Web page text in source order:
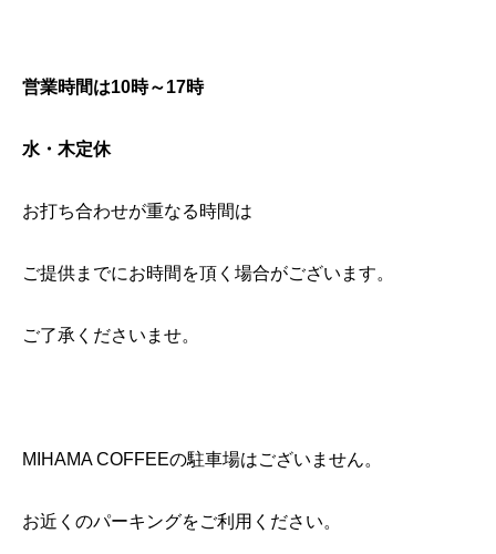
営業時間は10時～17時
水・木定休
お打ち合わせが重なる時間は
ご提供までにお時間を頂く場合がございます。
ご了承くださいませ。
MIHAMA COFFEEの駐車場はございません。
お近くのパーキングをご利用ください。